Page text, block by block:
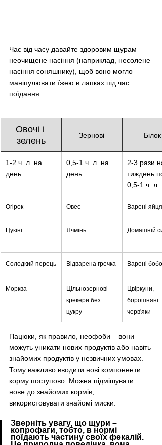
Час від часу давайте здоровим щурам
неочищене насіння (наприклад, несолене
насіння соняшнику), щоб воно могло
маніпулювати їжею в лапках під час
поїдання.
Овочі і
зелень
Зернові Білок
1-2 ч. л. на
день
0,5-1 ч. л. на
день
2-3 рази
тиждень по
0,5-1 ч. л.
Огірок Овес Варені яйця
Цукіні Ячмінь Домашній
Солодкий перець Відварена гречка Варені
Морква
Цільнозернові
крекери без
цукру
Цвіркуни,
борошняні
черв'яки
Пацюки, як правило, неофоби – вони
можуть уникати нових продуктів або навіть
знайомих продуктів у незвичних умовах.
Тому важливо вводити нові компоненти
корму поступово. Можна підмішувати
нове до знайомих кормів,
використовувати знайомі миски.
Зверніть увагу, що щури –
копрофаги, тобто, в нормі
поїдають частину своїх фекалій.